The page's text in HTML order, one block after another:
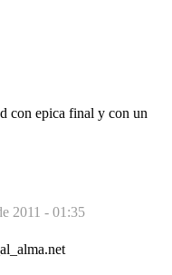
con epica final y con un
2011 - 01:35